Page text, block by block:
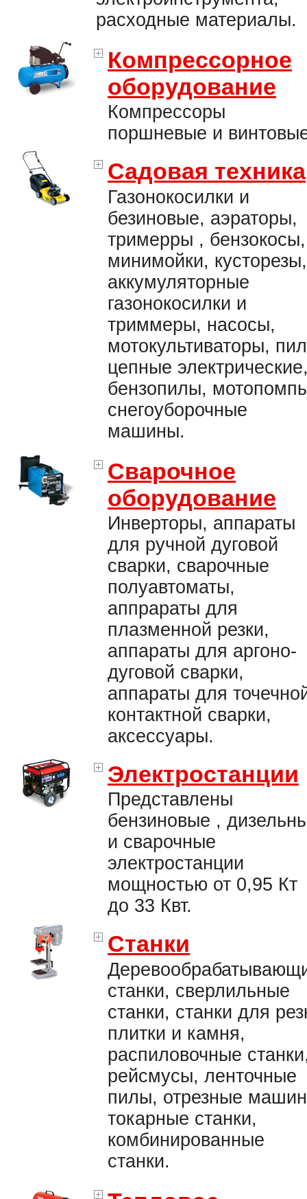
расходные материалы.
Компрессорное
оборудование
Компрессоры
поршневые и
Садовая техника
Газонокосилки и
безиновые, аэраторы,
тримерры , бензокосы,
минимойки, кусторезы,
аккумуляторные
газонокосилки и
триммеры, насосы,
мотокультиваторы,
цепные
бензопилы,
снегоуборочные
машины.
Сварочное
оборудование
Инверторы, аппараты
для ручной дуговой
сварки, сварочные
полуавтоматы,
аппрараты для
плазменной резки,
аппараты для аргоно-
дуговой сварки,
аппараты для
контактной сварки,
аксессуары.
Электростанции
Представлены
бензиновые ,
и сварочные
электростанции
мощностью от 0,95 Кт
до 33 Квт.
Станки
станки, сверлильные
станки, станки для
плитки и камня,
распиловочные
рейсмусы, ленточные
пилы, отрезные
токарные станки,
комбинированные
станки.